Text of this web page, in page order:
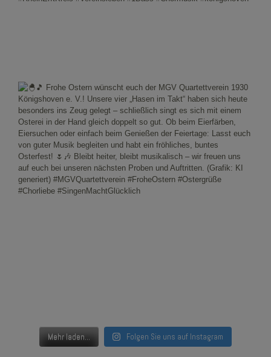
Mehr laden... Folgen Sie uns auf Instagram